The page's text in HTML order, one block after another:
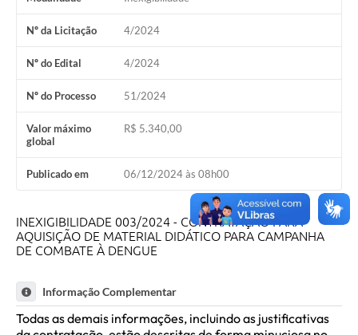
Programa para Cotações de Preços
Carta de serviço ao usuario
Programa para Elaboração de Proposta
Resoluções
Portarias
PPA 2026-2029
Protocolo
Tributação Municipal
A Prefeitura
Informação ao Cidadão
Nº da Licitação 4/2024
Nº do Edital 4/2024
Nº do Processo 51/2024
Valor máximo
global
R$ 5.340,00
Publicado em 06/12/2024 às 08h00
INEXIGIBILIDADE 003/2024 - CONTRATAÇÃO PARA
AQUISIÇÃO DE MATERIAL DIDÁTICO PARA CAMPANHA
DE COMBATE À DENGUE
Informação Complementar
Todas as demais informações, incluindo as justificativas